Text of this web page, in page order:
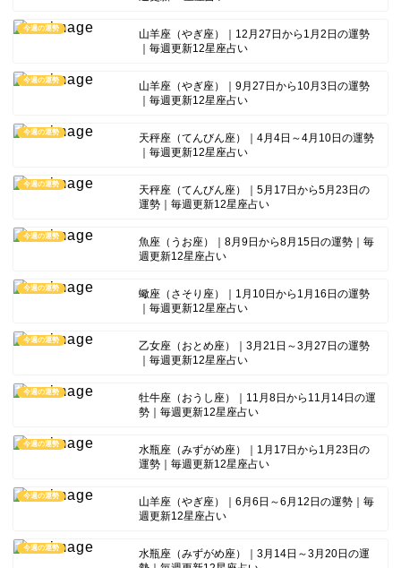
今週の運勢
山羊座（やぎ座）｜12月27日から1月2日の運勢
｜毎週更新12星座占い
今週の運勢
山羊座（やぎ座）｜9月27日から10月3日の運勢
｜毎週更新12星座占い
今週の運勢
天秤座（てんびん座）｜4月4日～4月10日の運勢
｜毎週更新12星座占い
今週の運勢
天秤座（てんびん座）｜5月17日から5月23日の
運勢｜毎週更新12星座占い
今週の運勢
魚座（うお座）｜8月9日から8月15日の運勢｜毎
週更新12星座占い
今週の運勢
蠍座（さそり座）｜1月10日から1月16日の運勢
｜毎週更新12星座占い
今週の運勢
乙女座（おとめ座）｜3月21日～3月27日の運勢
｜毎週更新12星座占い
今週の運勢
牡牛座（おうし座）｜11月8日から11月14日の運
勢｜毎週更新12星座占い
今週の運勢
水瓶座（みずがめ座）｜1月17日から1月23日の
運勢｜毎週更新12星座占い
今週の運勢
山羊座（やぎ座）｜6月6日～6月12日の運勢｜毎
週更新12星座占い
今週の運勢
水瓶座（みずがめ座）｜3月14日～3月20日の運